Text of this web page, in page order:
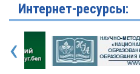
Интернет-ресурсы:
‹